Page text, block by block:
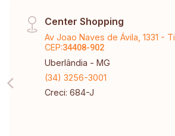
Center Shopping
Av Joao Naves de Ávila, 1331 -
CEP:34408-902
Uberlândia - MG
(34) 3256-3001
Creci: 684-J